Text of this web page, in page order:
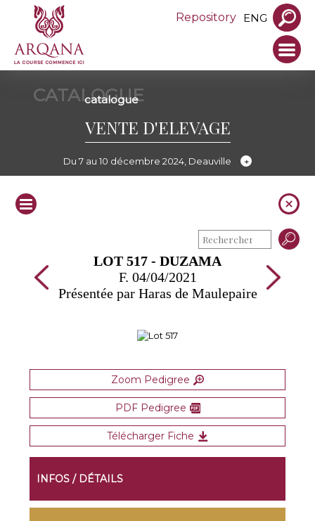
Repository ENG
CATALOGUE
catalogue
VENTE D'ELEVAGE
Du 7 au 10 décembre 2024, Deauville
LOT 517 - DUZAMA
F. 04/04/2021
Présentée par Haras de Maulepaire
Zoom Pedigree
PDF Pedigree
Télécharger Fiche
INFOS / DÉTAILS